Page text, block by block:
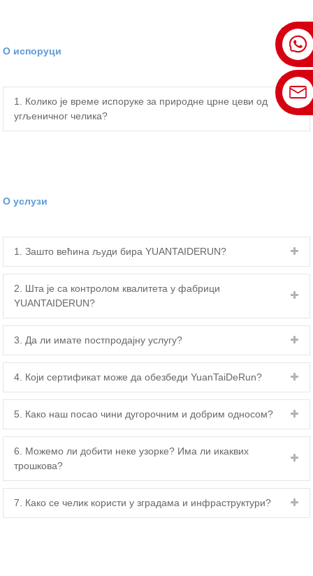
О испоруци
1. Колико је време испоруке за природне црне цеви од
угљеничног челика?
О услузи
1. Зашто већина људи бира YUANTAIDERUN?
2. Шта је са контролом квалитета у фабрици
YUANTAIDERUN?
3. Да ли имате постпродајну услугу?
4. Који сертификат може да обезбеди YuanTaiDeRun?
5. Како наш посао чини дугорочним и добрим односом?
6. Можемо ли добити неке узорке? Има ли икаквих
трошкова?
7. Како се челик користи у зградама и инфраструктури?